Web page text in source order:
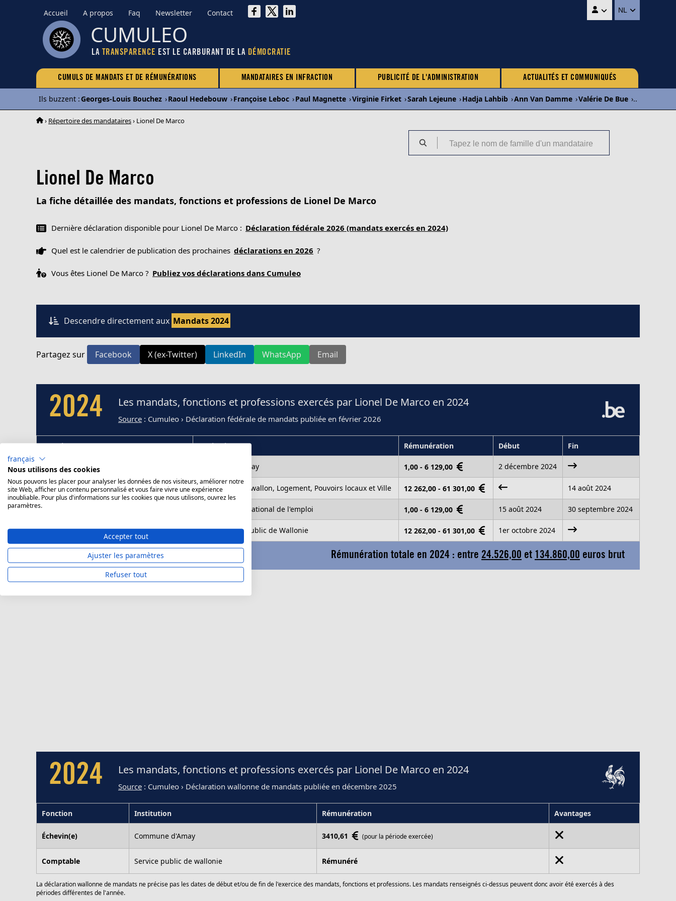
Accueil A propos Faq Newsletter Contact NL
CUMULEO
LA TRANSPARENCE EST LE CARBURANT DE LA DÉMOCRATIE
CUMULS DE MANDATS ET DE RÉMUNÉRATIONS MANDATAIRES EN INFRACTION PUBLICITÉ DE L'ADMINISTRATION ACTUALITÉS ET COMMUNIQUÉS
Ils buzzent :Georges-Louis Bouchez ›Raoul Hedebouw ›Françoise Leboc ›Paul Magnette ›Virginie Firket ›Sarah Lejeune ›Hadja Lahbib ›Ann Van Damme ›Valérie De Bue ›...
› Répertoire des mandataires› Lionel De Marco
Lionel De Marco
La fiche détaillée des mandats, fonctions et professions de Lionel De Marco
Dernière déclaration disponible pour Lionel De Marco : Déclaration fédérale 2026 (mandats exercés en 2024)
Quel est le calendrier de publication des prochaines déclarations en 2026 ?
Vous êtes Lionel De Marco ? Publiez vos déclarations dans Cumuleo
Descendre directement aux Mandats 2024
Partagez sur Facebook X (ex-Twitter) LinkedIn WhatsApp Email
2024 Les mandats, fonctions et professions exercés par Lionel De Marco en 2024
Source : Cumuleo › Déclaration fédérale de mandats publiée en février 2026
Fonction Institution Rémunération Début Fin
Échevin (titulaire ou faisant fonction) Commune d'Amay 1,00 - 6 129,00 2 décembre 2024
Collaborateur administratif Gouvernement wallon, Logement, Pouvoirs locaux et Ville 12 262,00 - 61 301,00 14 août 2024
Bénéficiaire de revenus de remplacement Onem - Office national de l'emploi 1,00 - 6 129,00 15 août 2024 30 septembre 2024
Comptable SPW - Service public de Wallonie 12 262,00 - 61 301,00 1er octobre 2024
Rémunération totale en 2024 : entre 24.526,00 et 134.860,00 euros brut
2024 Les mandats, fonctions et professions exercés par Lionel De Marco en 2024
Source : Cumuleo › Déclaration wallonne de mandats publiée en décembre 2025
Fonction Institution Rémunération Avantages
Échevin(e) Commune d'Amay 3410,61 (pour la période exercée)
Comptable Service public de wallonie Rémunéré
La déclaration wallonne de mandats ne précise pas les dates de début et/ou de fin de l'exercice des mandats, fonctions et professions. Les mandats renseignés ci-dessus peuvent donc avoir été exercés à des
périodes différentes de l'année.
français
Nous utilisons des cookies
Nous pouvons les placer pour analyser les données de nos visiteurs, améliorer notre
site Web, afficher un contenu personnalisé et vous faire vivre une expérience
inoubliable. Pour plus d'informations sur les cookies que nous utilisons, ouvrez les
paramètres.
Accepter tout
Ajuster les paramètres
Refuser tout